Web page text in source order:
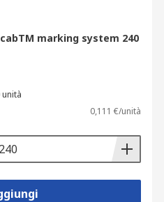
marking system 240
0,111 €/unità